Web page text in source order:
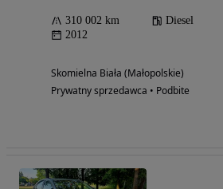
310 002 km Diesel
2012
Skomielna Biała (Małopolskie)
Prywatny sprzedawca • Podbite